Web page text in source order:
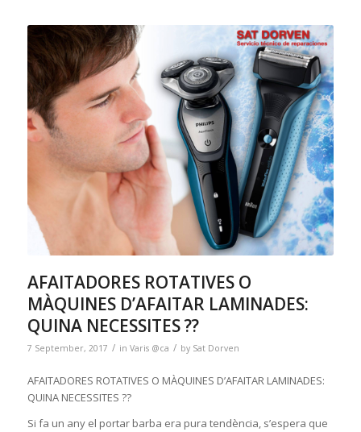
AFAITADORES ROTATIVES O
MÀQUINES D’AFAITAR LAMINADES:
QUINA NECESSITES ??
7 September, 2017 / in Varis @ca / by Sat Dorven
AFAITADORES ROTATIVES O MÀQUINES D’AFAITAR LAMINADES:
QUINA NECESSITES ??
Si fa un any el portar barba era pura tendència, s’espera que